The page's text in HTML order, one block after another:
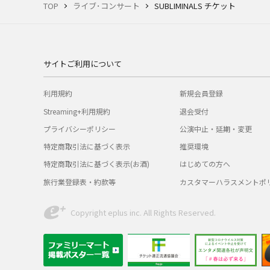
TOP ライブ･コンサート SUBLIMINALS チケット
サイトご利用について
利用規約
Streaming+利用規約
プライバシーポリシー
特定商取引法に基づく表示
特定商取引法に基づく表示(お酒)
旅行業登録表・約款等
新規会員登録
退会受付
公演中止・延期・変更
推奨環境
はじめての方へ
カスタマーハラスメントポ
Copyright eplus inc. All Rights Reserved.